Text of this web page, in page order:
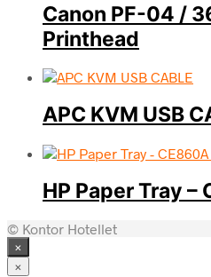
Canon PF-04 /
Printhead
APC KVM USB
HP Paper Tray
© Kontor Hotellet
×
×